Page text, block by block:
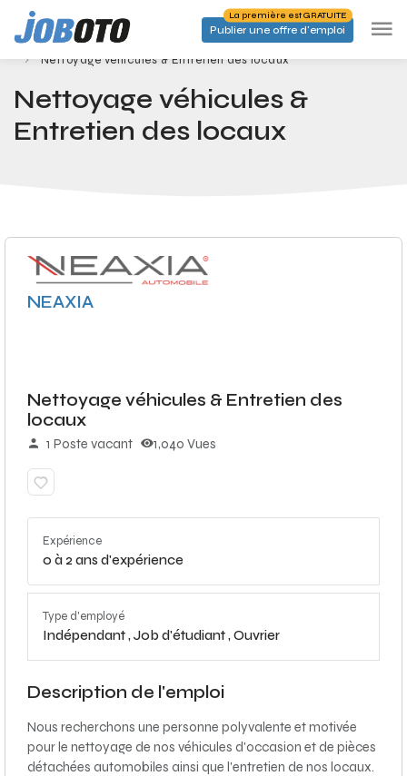
Skip to main content
Publier une offre d'emploi
La première est GRATUITE
Accueil
Emplois
Nettoyage véhicules & Entretien des locaux
Nettoyage véhicules &
Entretien des locaux
NEAXIA
Nettoyage véhicules & Entretien des
locaux
1 Poste vacant 1,040 Vues
Expérience
0 à 2 ans d'expérience
Type d'employé
Indépendant ,Job d'étudiant ,Ouvrier
Description de l'emploi
Nous recherchons une personne polyvalente et motivée
pour le nettoyage de nos véhicules d'occasion et de pièces
détachées automobiles ainsi que l'entretien de nos locaux.